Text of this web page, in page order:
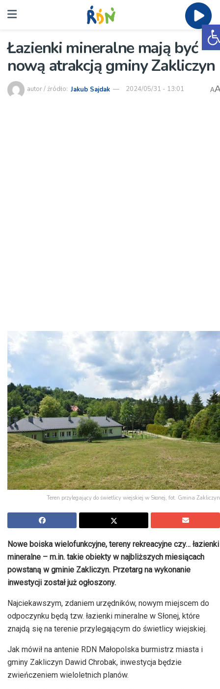
Łazienki mineralne mają być
nową atrakcją gminy Zakliczyn
autor / źródło: Jakub Sajdak 2024/05/31 - 13:01 A
Teren przylegający do świetlicy wiejskiej w Słonej, fot. Gmina Zakliczyn
Nowe boiska wielofunkcyjne, tereny rekreacyjne czy… łazienki
mineralne – m.in. takie obiekty w najbliższych miesiącach
powstaną w gminie Zakliczyn. Przetarg na wykonanie
inwestycji został już ogłoszony.
Najciekawszym, zdaniem urzędników, nowym miejscem do
odpoczynku będą tzw. łazienki mineralne w Słonej, które
znajdą się na terenie przylegającym do świetlicy wiejskiej.
Jak mówił na antenie RDN Małopolska burmistrz miasta i
gminy Zakliczyn Dawid Chrobak, inwestycja będzie
zwieńczeniem wieloletnich planów.